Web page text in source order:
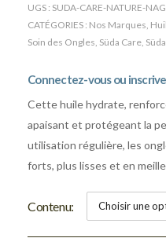
UGS : SUDA-CARE-NATURE-
CATÉGORIES : Nos Marques
Soin des Ongles Süda Care
Connectez-vous ou
Cette huile hydrate,
apaisant et protégeant la
utilisation régulière, les
forts, plus lisses et en
Contenu